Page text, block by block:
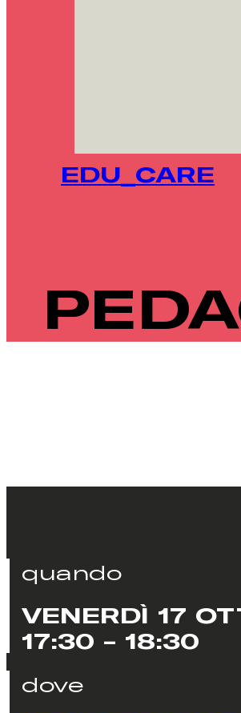
EDU_CARE
quando
VENERDÌ 17
17:30 - 18:30
dove